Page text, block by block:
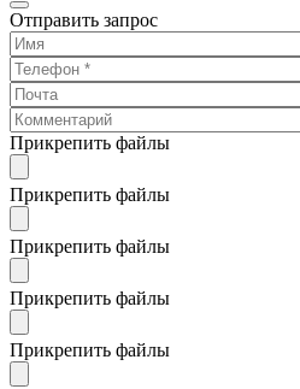
Отправить запрос
Прикрепить файлы
Прикрепить файлы
Прикрепить файлы
Прикрепить файлы
Прикрепить файлы